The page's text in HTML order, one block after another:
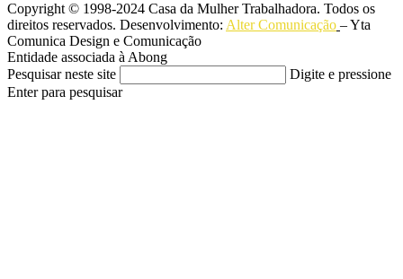
Copyright © 1998-2024 Casa da Mulher Trabalhadora. Todos os
direitos reservados. Desenvolvimento: Alter Comunicação – Yta
Comunica Design e Comunicação
Entidade associada à Abong
Pesquisar neste site
Digite e pressione
Enter para pesquisar